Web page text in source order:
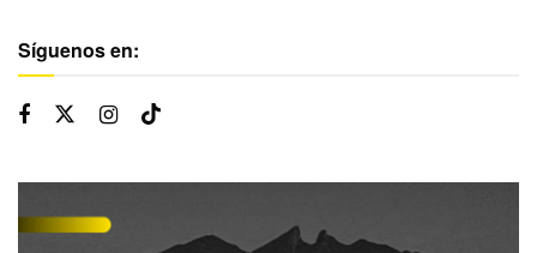
Síguenos en: